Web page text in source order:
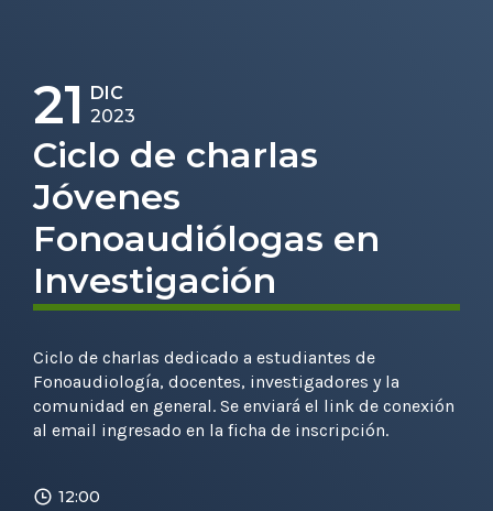
21 DIC
2023
Ciclo de charlas
Jóvenes
Fonoaudiólogas en
Investigación
Ciclo de charlas dedicado a estudiantes de
Fonoaudiología, docentes, investigadores y la
comunidad en general. Se enviará el link de conexión
al email ingresado en la ficha de inscripción.
12:00